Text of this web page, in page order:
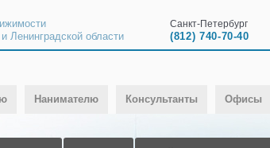
Ленинградской области
Санкт-Петербург
(812) 740-70-40
Нанимателю Консультанты Офисы